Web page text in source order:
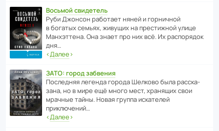
Восьмой свидетель
Руби Джонсон рабо­тает няней и горни­чной
в богатых семьях, живущих на прес­ти­жной улице
Манх­эт­тена. Она знает про них всё. Их распо­рядок
дня…
‹Далее›
ЗАТО: город забвения
После­дняя легенда города Шелково была расска­
зана, но в мире ещё много мест, хранящих свои
мрачные тайны. Новая группа иска­телей
приключений…
‹Далее›